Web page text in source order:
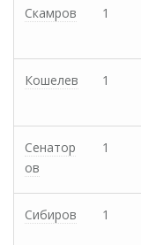
Скамров 1
Кошелев 1
Сенатор
ов
1
Сибиров 1